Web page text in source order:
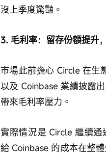
沒上季度驚豔。
3. 毛利率：留存份額提升
市場此前擔心 Circle 在生
以及 Coinbase 業績披露
帶來毛利率壓力。
實際情況是 Circle 繼續
給 Coinbase 的成本在整